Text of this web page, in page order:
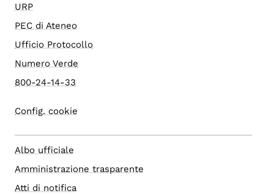
URP
PEC di Ateneo
Ufficio Protocollo
Numero Verde
800-24-14-33
Config. cookie
Albo ufficiale
Amministrazione trasparente
Atti di notifica